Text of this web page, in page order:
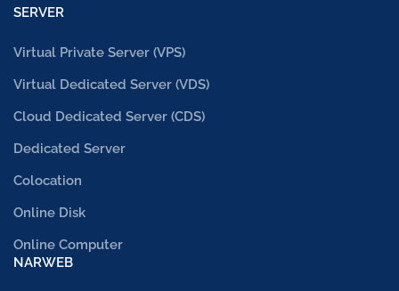
SERVER
Virtual Private Server (VPS)
Virtual Dedicated Server (VDS)
Cloud Dedicated Server (CDS)
Dedicated Server
Colocation
Online Disk
Online Computer
NARWEB